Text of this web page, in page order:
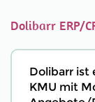
Dolibarr ERP/
Dolibarr ist
KMU mit